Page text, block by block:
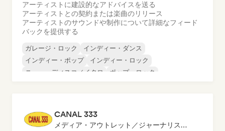
アーティストに建設的なアドバイスを送る
アーティストとの契約または楽曲のリリース
アーティストのサウンドや制作について詳細なフィード
バックを提供する
ガレージ・ロック
インディー・ダンス
インディー・ポップ
インディー・ロック
ニュー・ディスコ／イタロ
ポップ・ロック
CANAL 333
メディア・アウトレット／ジャーナリスト, ソーシャルメディアインフルエンサー, サウンドエキスパート